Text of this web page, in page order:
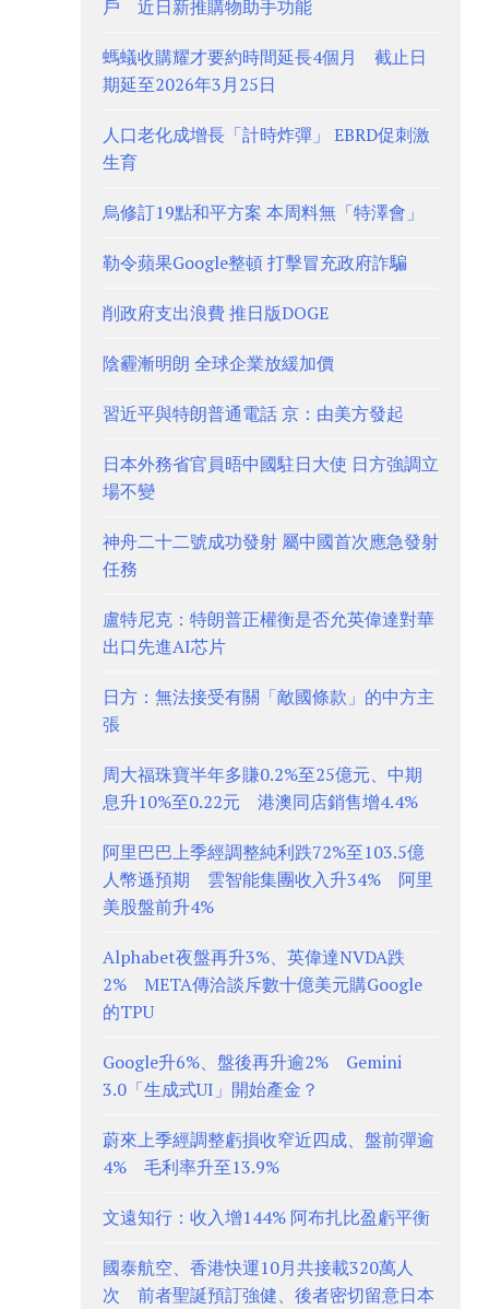
戶 近日新推購物助手功能
螞蟻收購耀才要約時間延長4個月 截止日
期延至2026年3月25日
人口老化成增長「計時炸彈」 EBRD促刺激
生育
烏修訂19點和平方案 本周料無「特澤會」
勒令蘋果Google整頓 打擊冒充政府詐騙
削政府支出浪費 推日版DOGE
陰霾漸明朗 全球企業放緩加價
習近平與特朗普通電話 京：由美方發起
日本外務省官員晤中國駐日大使 日方強調立
場不變
神舟二十二號成功發射 屬中國首次應急發射
任務
盧特尼克：特朗普正權衡是否允英偉達對華
出口先進AI芯片
日方：無法接受有關「敵國條款」的中方主
張
周大福珠寶半年多賺0.2%至25億元、中期
息升10%至0.22元 港澳同店銷售增4.4%
阿里巴巴上季經調整純利跌72%至103.5億
人幣遜預期 雲智能集團收入升34% 阿里
美股盤前升4%
Alphabet夜盤再升3%、英偉達NVDA跌
2% META傳洽談斥數十億美元購Google
的TPU
Google升6%、盤後再升逾2% Gemini
3.0「生成式UI」開始產金？
蔚來上季經調整虧損收窄近四成、盤前彈逾
4% 毛利率升至13.9%
文遠知行：收入增144% 阿布扎比盈虧平衡
國泰航空、香港快運10月共接載320萬人
次 前者聖誕預訂強健、後者密切留意日本